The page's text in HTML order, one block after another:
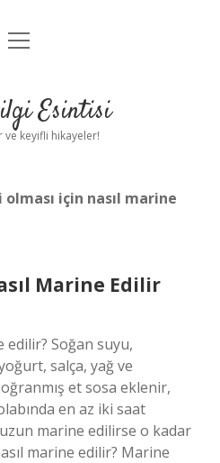
Uyarı
menüyü
Esintisi
ve keyifli hikayeler!
için nasıl marine
Marine Edilir
edilir? Soğan suyu,
salça, yağ ve
et sosa eklenir,
en az iki saat
marine edilirse o kadar
marine edilir? Marine